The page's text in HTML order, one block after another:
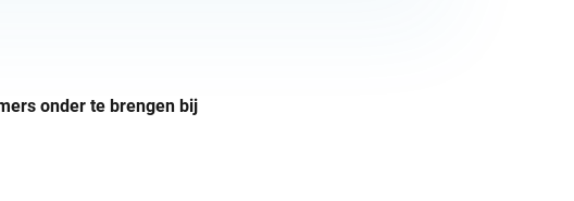
onder te brengen bij